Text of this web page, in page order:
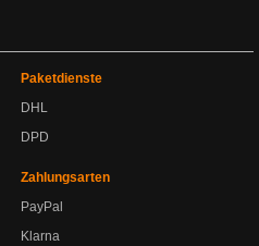
Paketdienste
DHL
DPD
Zahlungsarten
PayPal
Klarna